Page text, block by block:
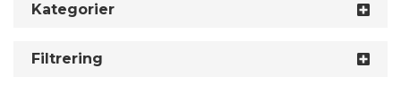
Kategorier
Filtrering